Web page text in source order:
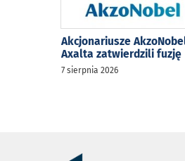
Akcjonariusze
Axalta zatwierdzili fuzję
7 sierpnia 2026